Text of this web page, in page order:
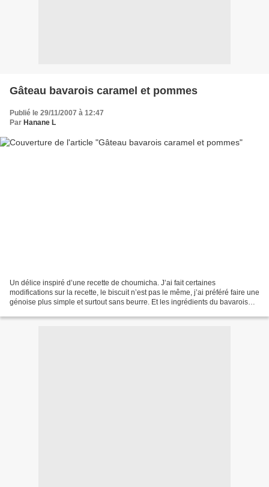
Gâteau bavarois caramel et pommes
Publié le 29/11/2007 à 12:47
Par Hanane L
Un délice inspiré d’une recette de choumicha. J’ai fait certaines
modifications sur la recette, le biscuit n’est pas le même, j’ai préféré faire une
génoise plus simple et surtout sans beurre. Et les ingrédients du bavarois